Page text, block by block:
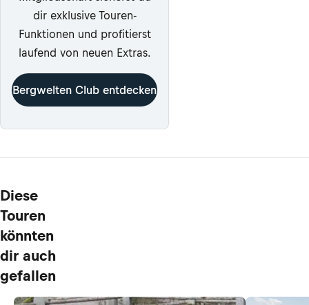
dir exklusive Touren-
Funktionen und profitierst
laufend von neuen Extras.
Bergwelten Club entdecken
Diese
Touren
könnten
dir auch
gefallen